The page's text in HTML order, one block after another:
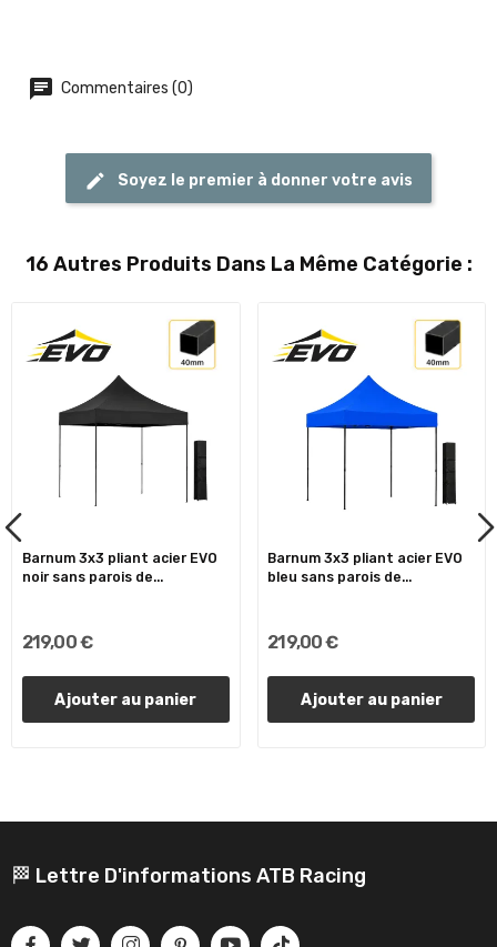
Commentaires (0)
Soyez le premier à donner votre avis
16 Autres Produits Dans La Même Catégorie :
Barnum 3x3 pliant acier EVO
noir sans parois de...
219,00 €
Ajouter au panier
Barnum 3x3 pliant acier EVO
bleu sans parois de...
219,00 €
Ajouter au panier
🏁 Lettre D'informations ATB Racing